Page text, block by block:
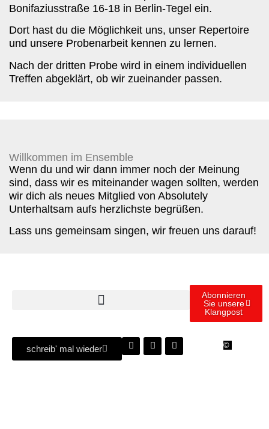
Bonifaziusstraße 16-18 in Berlin-Tegel ein.
Dort hast du die Möglichkeit uns, unser Repertoire
und unsere Probenarbeit kennen zu lernen.
Nach der dritten Probe wird in einem individuellen
Treffen abgeklärt, ob wir zueinander passen.
Willkommen im Ensemble
Wenn du und wir dann immer noch der Meinung
sind, dass wir es miteinander wagen sollten, werden
wir dich als neues Mitglied von Absolutely
Unterhaltsam aufs herzlichste begrüßen.
Lass uns gemeinsam singen, wir freuen uns darauf!
Abonnieren
Sie unsere
Klangpost
©
schreib' mal wieder